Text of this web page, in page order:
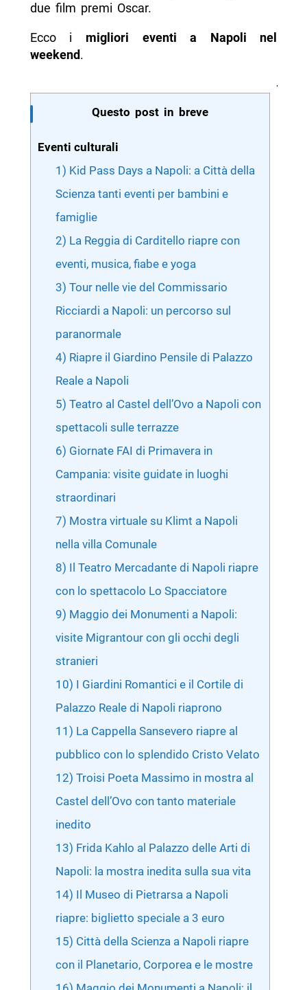
due film premi Oscar.
Ecco i migliori eventi a Napoli nel
weekend.
Questo post in breve
Eventi culturali
1) Kid Pass Days a Napoli: a Città della
Scienza tanti eventi per bambini e
famiglie
2) La Reggia di Carditello riapre con
eventi, musica, fiabe e yoga
3) Tour nelle vie del Commissario
Ricciardi a Napoli: un percorso sul
paranormale
4) Riapre il Giardino Pensile di Palazzo
Reale a Napoli
5) Teatro al Castel dell’Ovo a Napoli con
spettacoli sulle terrazze
6) Giornate FAI di Primavera in
Campania: visite guidate in luoghi
straordinari
7) Mostra virtuale su Klimt a Napoli
nella villa Comunale
8) Il Teatro Mercadante di Napoli riapre
con lo spettacolo Lo Spacciatore
9) Maggio dei Monumenti a Napoli:
visite Migrantour con gli occhi degli
stranieri
10) I Giardini Romantici e il Cortile di
Palazzo Reale di Napoli riaprono
11) La Cappella Sansevero riapre al
pubblico con lo splendido Cristo Velato
12) Troisi Poeta Massimo in mostra al
Castel dell’Ovo con tanto materiale
inedito
13) Frida Kahlo al Palazzo delle Arti di
Napoli: la mostra inedita sulla sua vita
14) Il Museo di Pietrarsa a Napoli
riapre: biglietto speciale a 3 euro
15) Città della Scienza a Napoli riapre
con il Planetario, Corporea e le mostre